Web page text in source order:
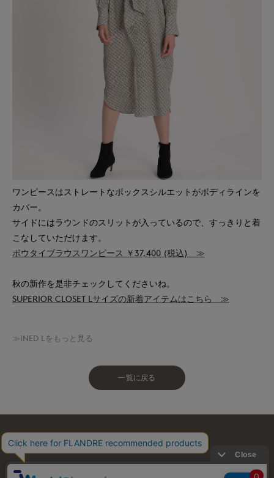
ワンピースはストレートなボックスシルエットがボディラインを
カバー。
サイドにはラウンドのスリットが入っているので、すっきりと着
こなしていただけます。
ボウタイブラウスワンピース ￥37,400 (税込) ≫
秋の新作を是非チェックしてくださいね。
SUPERIOR CLOSET Lサイズの新着アイテムはこちら ≫
≫INED Lをもっと見る
一覧に戻る
お問い合わせ 利用規約 プライバシーポリシー